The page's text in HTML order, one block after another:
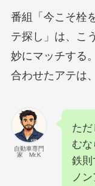
番組「今こそ栓
テ探し」は、こ
妙にマッチする
合わせたアテは
自動車専門
家 Mr.K
た
む
鉄則
ノ